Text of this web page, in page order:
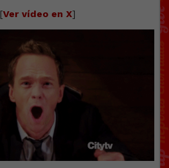
[Ver vídeo en X]